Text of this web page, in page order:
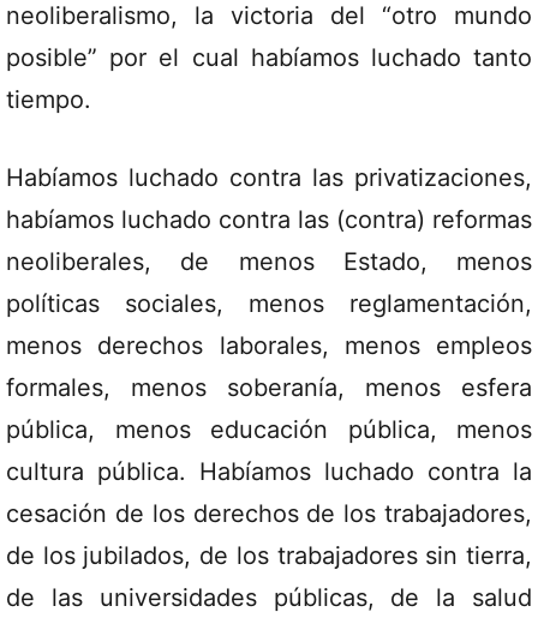
neoliberalismo, la victoria del “otro mundo
posible” por el cual habíamos luchado tanto
tiempo.
Habíamos luchado contra las privatizaciones,
habíamos luchado contra las (contra) reformas
neoliberales, de menos Estado, menos
políticas sociales, menos reglamentación,
menos derechos laborales, menos empleos
formales, menos soberanía, menos esfera
pública, menos educación pública, menos
cultura pública. Habíamos luchado contra la
cesación de los derechos de los trabajadores,
de los jubilados, de los trabajadores sin tierra,
de las universidades públicas, de la salud